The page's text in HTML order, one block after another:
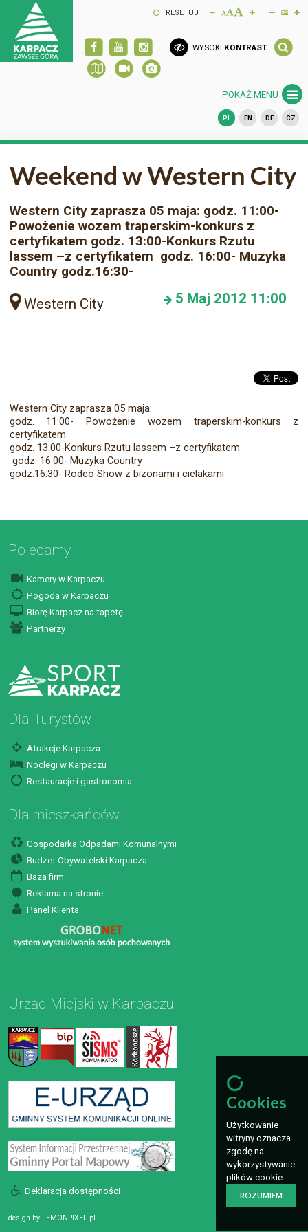
RESETUJ
WYSOKI KONTRAST
POKAŻ MENU
PL EN DE CZ
Weekend w Western City
Western City zaprasza 05 maja: godz. 11:00-
Powożenie wozem traperskim-konkurs z
certyfikatem godz. 13:00-Konkurs Rzutu
lassem –z certyfikatem godz. 16:00- Muzyka
Country godz.16:30-
Western City 5 Maj 2012 11:00
Western City zaprasza 05 maja:
godz. 11:00- Powożenie wozem traperskim-konkurs z
certyfikatem
godz. 13:00-Konkurs Rzutu lassem –z certyfikatem
godz. 16:00- Muzyka Country
godz.16:30- Rodeo Show z bizonami i cielakami
Polecamy
Kamery w Karpaczu
Pogoda w Karpaczu
Biorę Karpacz na tapetę
Partnerzy
Dla Turystów
Atrakcje Karpacza
Noclegi w Karpaczu
Restauracje i gastronomia
Dla mieszkańców
Gospodarka Odpadami Komunalnymi
Budżet Obywatelski Karpacza
Baza firm
Reklama na stronie
Panel Klienta
Urząd Miejski w Karpaczu
Deklaracja dostępności
design by LEMONPIXEL.pl
Cookies
Użytkowanie
witryny oznacza
zgodę na
wykorzystywanie
plików cookie.
ROZUMIEM